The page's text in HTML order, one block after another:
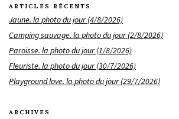
ARTICLES RÉCENTS
Jaune. la photo du jour (4/8/2026)
Camping sauvage. la photo du jour (2/8/2026)
Paroisse. la photo du jour (1/8/2026)
Fleuriste. la photo du jour (30/7/2026)
Playground love. la photo du jour (29/7/2026)
ARCHIVES